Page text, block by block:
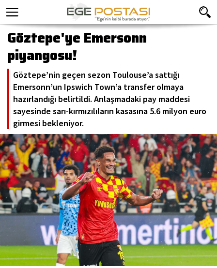
Göztepe'ye Emersonn
piyangosu!
Göztepe’nin geçen sezon Toulouse’a sattığı
Emersonn’un Ipswich Town’a transfer olmaya
hazırlandığı belirtildi. Anlaşmadaki pay maddesi
sayesinde sarı-kırmızılıların kasasına 5.6 milyon euro
girmesi bekleniyor.